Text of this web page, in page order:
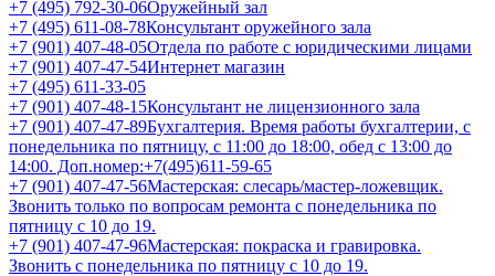
+7 (495) 792-30-06Оружейный зал
+7 (495) 611-08-78Консультант оружейного зала
+7 (901) 407-48-05Отдела по работе с юридическими лицами
+7 (901) 407-47-54Интернет магазин
+7 (495) 611-33-05
+7 (901) 407-48-15Консультант не лицензионного зала
+7 (901) 407-47-89Бухгалтерия. Время работы бухгалтерии, с
понедельника по пятницу, с 11:00 до 18:00, обед с 13:00 до
14:00. Доп.номер:+7(495)611-59-65
+7 (901) 407-47-56Мастерская: слесарь/мастер-ложевщик.
Звонить только по вопросам ремонта с понедельника по
пятницу с 10 до 19.
+7 (901) 407-47-96Мастерская: покраска и гравировка.
Звонить с понедельника по пятницу с 10 до 19.